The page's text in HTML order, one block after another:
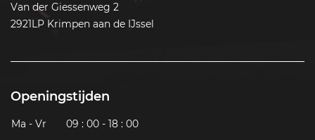
Van der Giessenweg 2
2921LP Krimpen aan de IJssel
Openingstijden
Ma - Vr
09 : 00 - 18 : 00